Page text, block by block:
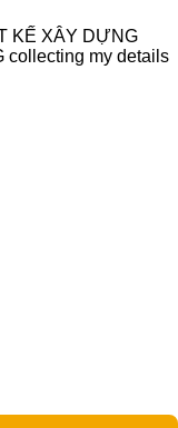
KẾ XÂY DỰNG
collecting my details